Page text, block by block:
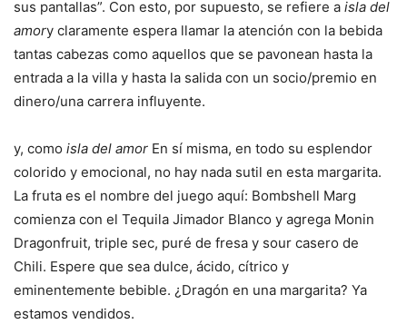
sus pantallas”. Con esto, por supuesto, se refiere a isla del
amory claramente espera llamar la atención con la bebida
tantas cabezas como aquellos que se pavonean hasta la
entrada a la villa y hasta la salida con un socio/premio en
dinero/una carrera influyente.
y, como isla del amor En sí misma, en todo su esplendor
colorido y emocional, no hay nada sutil en esta margarita.
La fruta es el nombre del juego aquí: Bombshell Marg
comienza con el Tequila Jimador Blanco y agrega Monin
Dragonfruit, triple sec, puré de fresa y sour casero de
Chili. Espere que sea dulce, ácido, cítrico y
eminentemente bebible. ¿Dragón en una margarita? Ya
estamos vendidos.